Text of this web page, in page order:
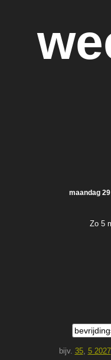
maandag
Zo 5
bijv. 35, 5 2027